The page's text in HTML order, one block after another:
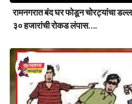
रामनगरात बंद घर फोडून चोरट्यांचा
३० हजारांची रोकड लंपास….